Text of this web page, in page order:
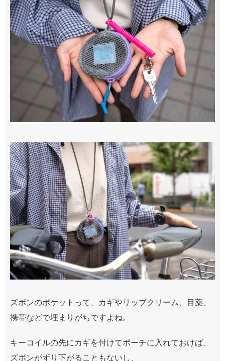
ズボンのポケットって、カギやリップクリーム、目薬、
携帯などで埋まりがちですよね。
キーコイルの先にカギを付けてポーチに入れておけば、
ズボンがずり下がることもないし、